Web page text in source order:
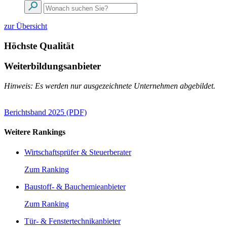
zur Übersicht
Höchste Qualität
Weiterbildungsanbieter
Hinweis: Es werden nur ausgezeichnete Unternehmen abgebildet.
Berichtsband 2025 (PDF)
Weitere Rankings
Wirtschaftsprüfer & Steuerberater
Zum Ranking
Baustoff- & Bauchemieanbieter
Zum Ranking
Tür- & Fenstertechnikanbieter